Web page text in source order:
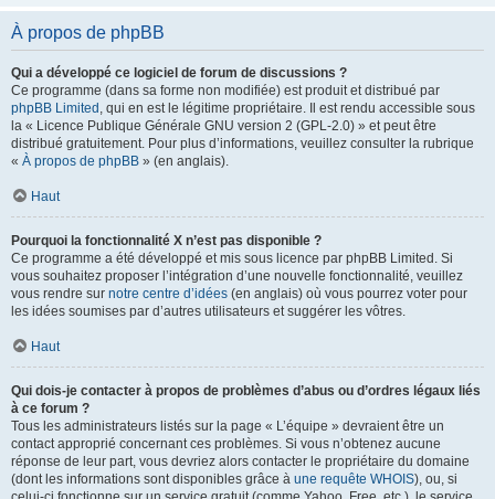
À propos de phpBB
Qui a développé ce logiciel de forum de discussions ?
Ce programme (dans sa forme non modifiée) est produit et distribué par
phpBB Limited , qui en est le légitime propriétaire. Il est rendu accessible sous
la « Licence Publique Générale GNU version 2 (GPL-2.0) » et peut être
distribué gratuitement. Pour plus d’informations, veuillez consulter la rubrique
« À propos de phpBB » (en anglais).
Haut
Pourquoi la fonctionnalité X n’est pas disponible ?
Ce programme a été développé et mis sous licence par phpBB Limited. Si
vous souhaitez proposer l’intégration d’une nouvelle fonctionnalité, veuillez
vous rendre sur notre centre d’idées (en anglais) où vous pourrez voter pour
les idées soumises par d’autres utilisateurs et suggérer les vôtres.
Haut
Qui dois-je contacter à propos de problèmes d’abus ou d’ordres légaux liés
à ce forum ?
Tous les administrateurs listés sur la page « L’équipe » devraient être un
contact approprié concernant ces problèmes. Si vous n’obtenez aucune
réponse de leur part, vous devriez alors contacter le propriétaire du domaine
(dont les informations sont disponibles grâce à une requête WHOIS), ou, si